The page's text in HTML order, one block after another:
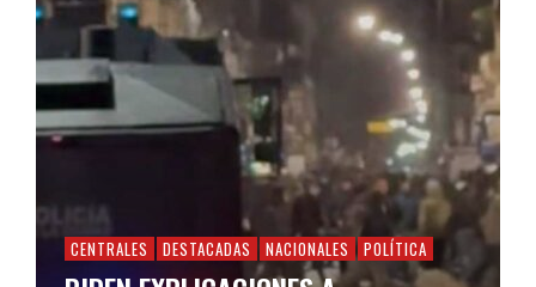
CENTRALES DESTACADAS NACIONALES POLÍTICA